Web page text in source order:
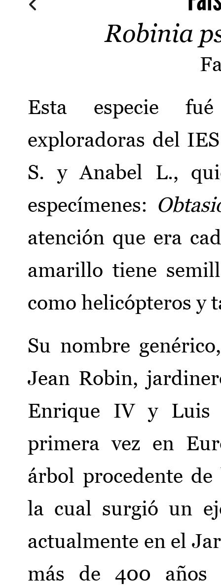
Robinia
Esta especie
exploradoras del
S. y Anabel L.,
especímenes:
atención que era
amarillo tiene
como helicópteros y
Su nombre
Jean Robin,
Enrique IV y Luis
primera vez en
árbol procedente
la cual surgió un
actualmente en el
más de 400 años